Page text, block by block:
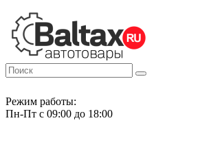
Режим работы:
Пн-Пт с 09:00 до 18:00